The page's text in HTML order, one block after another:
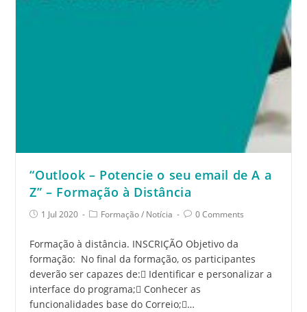
“Outlook – Potencie o seu email de A a
Z” – Formação à Distância
1 Jul 2020 Formação / Notícia 0 Comments
Formação à distância. INSCRIÇÃO Objetivo da
formação: No final da formação, os participantes
deverão ser capazes de: Identificar e personalizar a
interface do programa; Conhecer as
funcionalidades base do Correio;…